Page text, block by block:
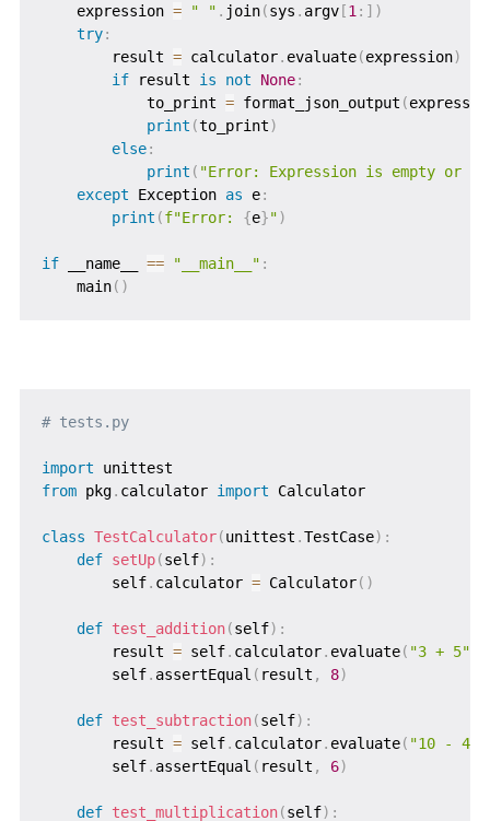
    expression
= " " . join(sys . argv[1 : ] )
try:
        result
= calculator. evaluate(expression)
if result is not None:
            to_print
= format_json_output (
print (to_print)
else:
print ( "Error: Expression is empty or
except Exception as e:
print (f"Error: {e}")
if __name__ == "__main__" :
    main
( )
# tests.py
import
from pkg. calculator import Calculator
class TestCalculator(unittest .TestCase) :
def setUp(self) :
        self
. calculator = Calculator( )
def test_addition(self) :
        result
= self. calculator. evaluate( "3 + 5"
        self
. assertEqual ( result , 8)
def test_subtraction(self) :
        result
= self. calculator. evaluate( "10 - 4"
        self
. assertEqual ( result , 6)
def test_multiplication(self) :